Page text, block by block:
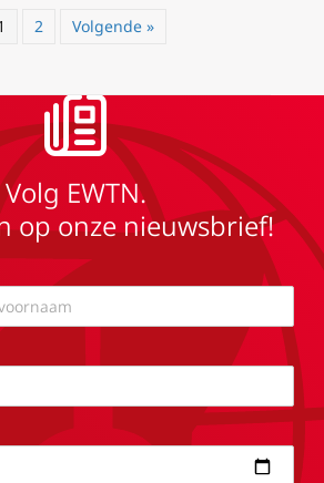
2 Volgende »
Volg EWTN.
op onze nieuwsbrief!